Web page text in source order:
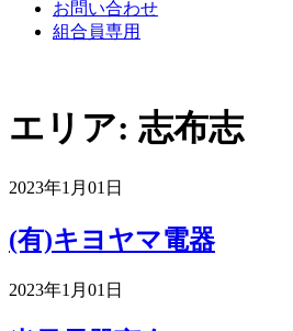
お問い合わせ
組合員専用
エリア: 志布志
2023年1月01日
(有)キヨヤマ電器
2023年1月01日